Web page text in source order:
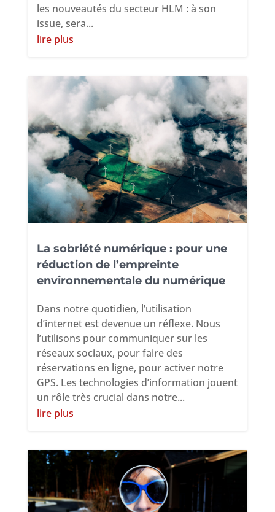
les nouveautés du secteur HLM : à son
issue, sera...
lire plus
La sobriété numérique : pour une
réduction de l’empreinte
environnementale du numérique
Dans notre quotidien, l’utilisation
d’internet est devenue un réflexe. Nous
l’utilisons pour communiquer sur les
réseaux sociaux, pour faire des
réservations en ligne, pour activer notre
GPS. Les technologies d’information jouent
un rôle très crucial dans notre...
lire plus